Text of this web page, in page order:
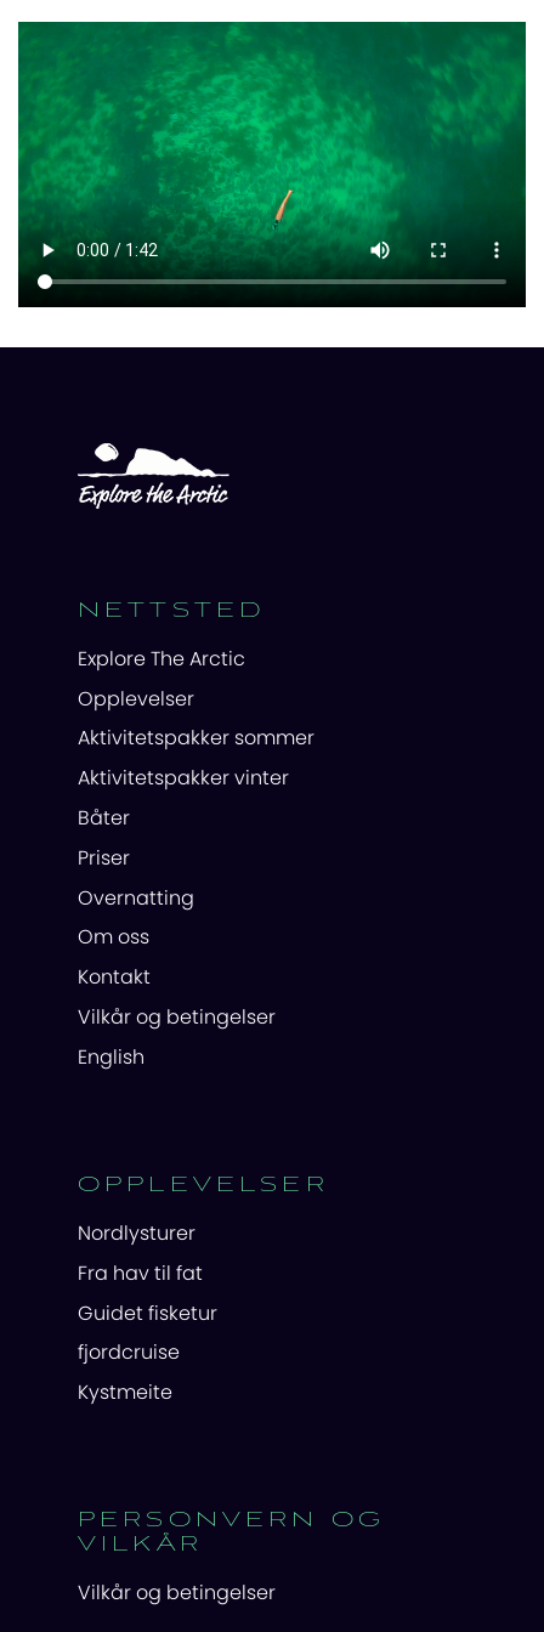
NETTSTED
Explore The Arctic
Opplevelser
Aktivitetspakker sommer
Aktivitetspakker vinter
Båter
Priser
Overnatting
Om oss
Kontakt
Vilkår og betingelser
English
OPPLEVELSER
Nordlysturer
Fra hav til fat
Guidet fisketur
fjordcruise
Kystmeite
PERSONVERN OG
VILKÅR
Vilkår og betingelser